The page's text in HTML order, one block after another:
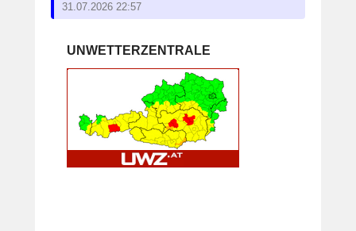
31.07.2026 22:57
UNWETTERZENTRALE